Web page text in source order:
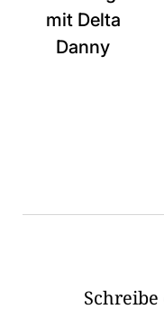
mit Delta
Danny